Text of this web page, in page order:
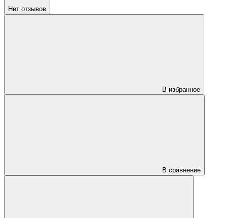
Нет отзывов
В избранное
В сравнение